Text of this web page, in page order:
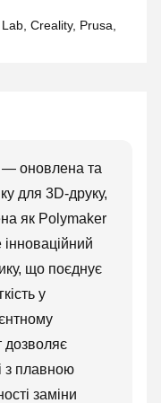
Creality, Prusa,
— оновлена та
для 3D-друку,
як Polymaker
що поєднує
у
дозволяє
з плавною
заміни